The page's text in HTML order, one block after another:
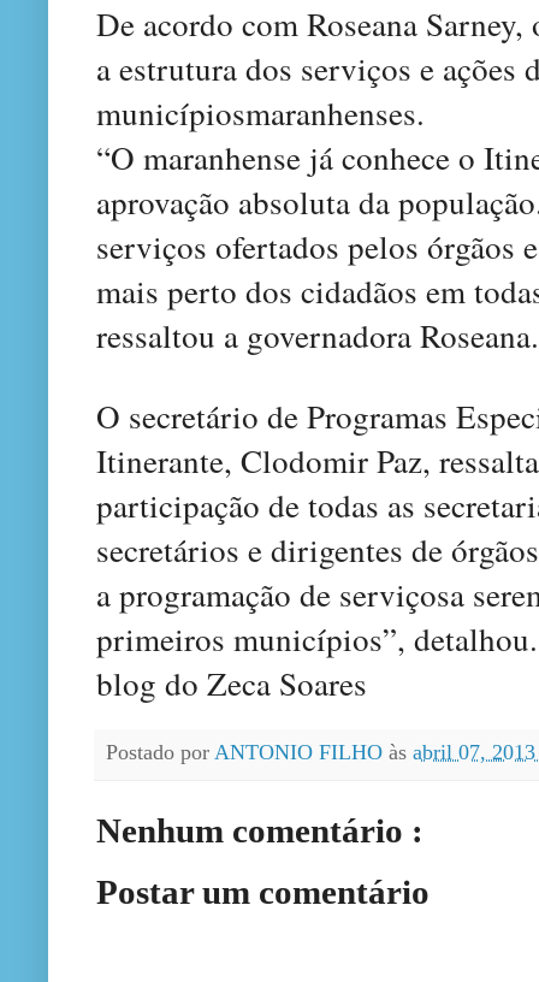
De acordo com Roseana
a estrutura dos serviços e ações
municípiosmaranhenses.
“O maranhense já conhece o
aprovação absoluta da
serviços ofertados pelos órgãos
mais perto dos cidadãos em
ressaltou a governadora Roseana.
O secretário de Programas
Itinerante, Clodomir Paz,
participação de todas as
secretários e dirigentes de
a programação de serviçosa
primeiros municípios”, detalhou.
blog do Zeca Soares
Postado por ANTONIO FILHO às abril 07,
Nenhum comentário :
Postar um comentário